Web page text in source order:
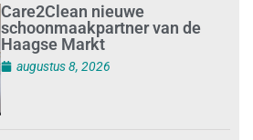
Care2Clean nieuwe
schoonmaakpartner van de
Haagse Markt
augustus 8, 2026